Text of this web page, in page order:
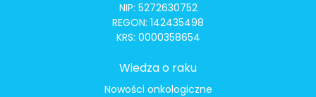
NIP: 5272630752
REGON: 142435498
KRS: 0000358654
Wiedza o raku
Nowości onkologiczne